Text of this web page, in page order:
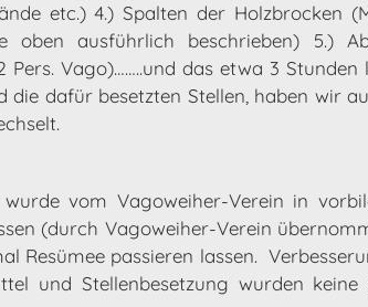
etc.) 4.) Spalten der Holzbrocken
oben ausführlich beschrieben) 5.)
Pers. Vago)……..und das etwa 3
die dafür besetzten Stellen, haben wir
vom Vagoweiher-Verein in
(durch Vagoweiher-Verein
Resümee passieren lassen.
und Stellenbesetzung wurden